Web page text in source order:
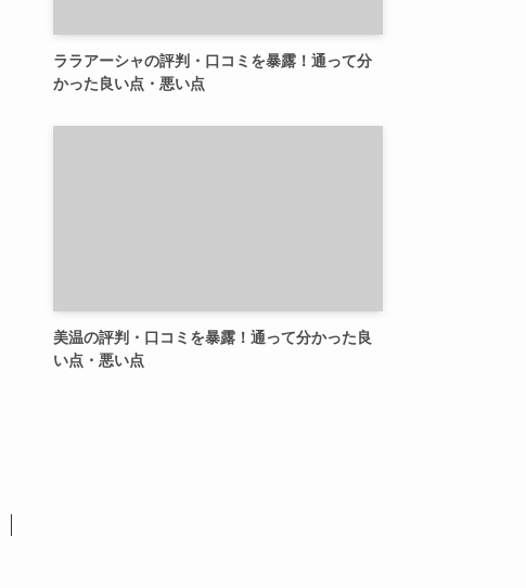
ララアーシャの評判・口コミを暴露！通って分
かった良い点・悪い点
美温の評判・口コミを暴露！通って分かった良
い点・悪い点